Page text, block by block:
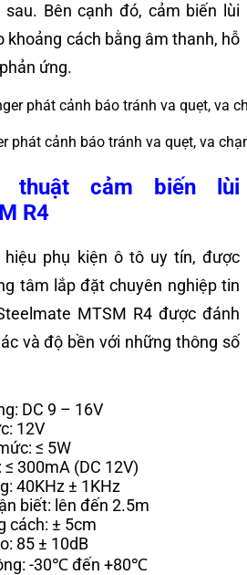
Bên cạnh đó, cảm biến lùi
khoảng cách bằng âm thanh, hỗ
ứng.
phát cảnh báo tránh va quẹt, va
thuật cảm biến lùi
R4
phụ kiện ô tô uy tín, được
tâm lắp đặt chuyên nghiệp tin
MTSM R4 được đánh
và độ bền với những thông số
DC 9 – 16V
12V
≤ 5W
300mA (DC 12V)
40KHz ± 1KHz
biết: lên đến 2.5m
cách: ± 5cm
85 ± 10dB
-30℃ đến +80℃